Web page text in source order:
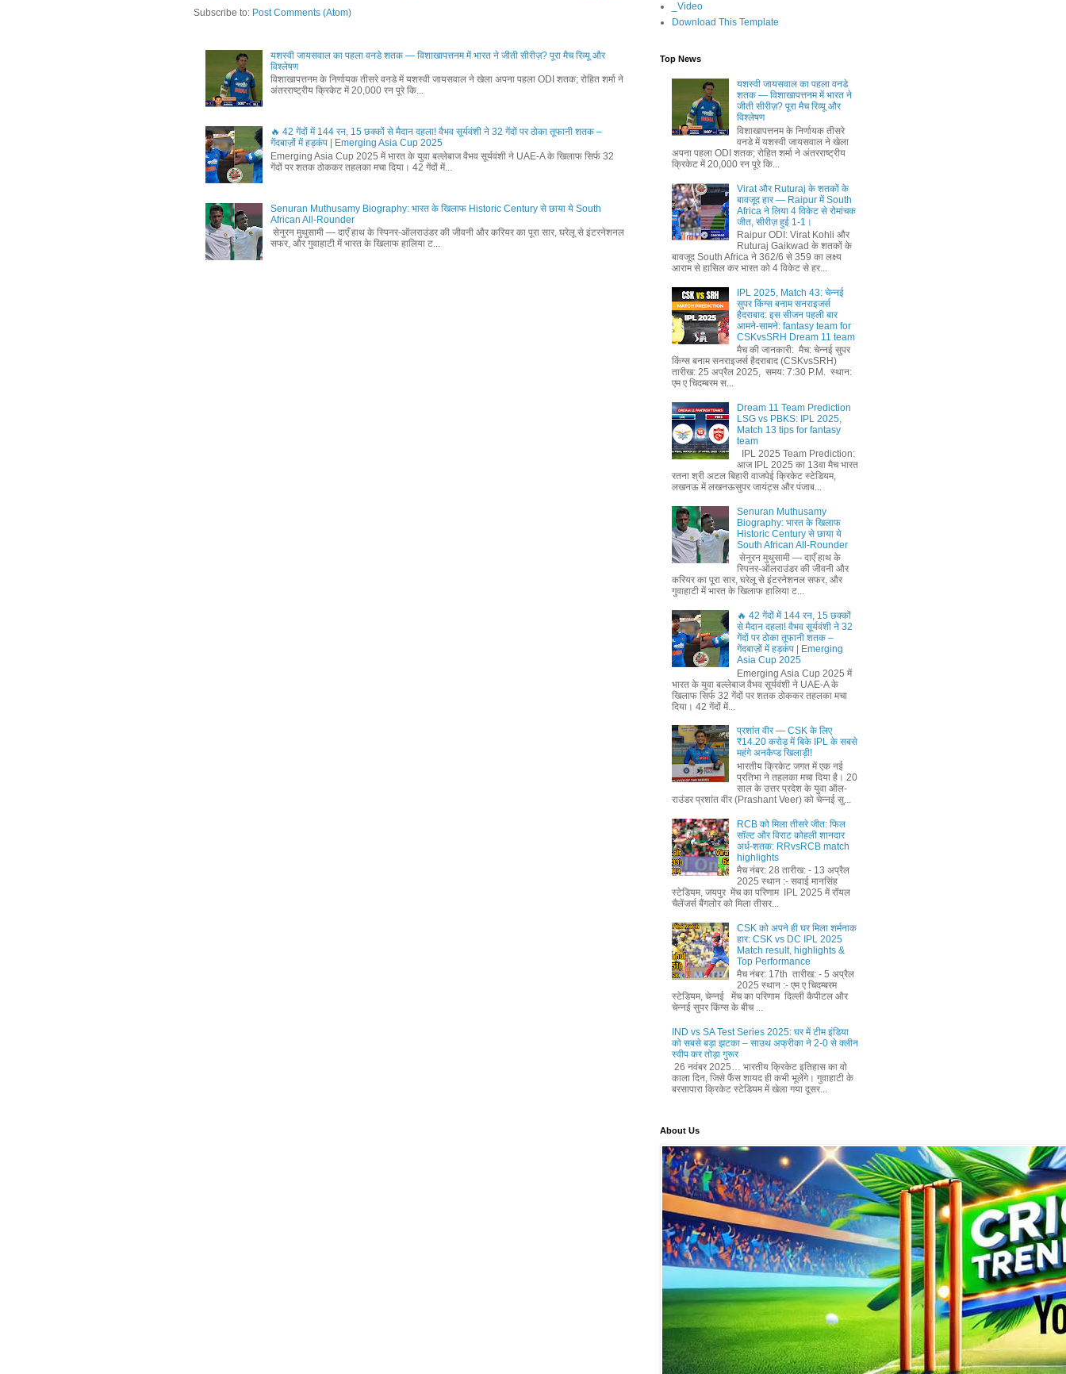
Subscribe to: Post Comments (Atom)
यशस्वी जायसवाल का पहला वनडे शतक — विशाखापत्तनम में भारत ने जीती सीरीज़? पूरा मैच रिव्यू और
विश्लेषण
विशाखापत्तनम के निर्णायक तीसरे वनडे में यशस्वी जायसवाल ने खेला अपना पहला ODI शतक; रोहित शर्मा ने
अंतरराष्ट्रीय क्रिकेट में 20,000 रन पूरे कि...
🔥 42 गेंदों में 144 रन, 15 छक्कों से मैदान दहला! वैभव सूर्यवंशी ने 32 गेंदों पर ठोका तूफानी शतक –
गेंदबाज़ों में हड़कंप | Emerging Asia Cup 2025
Emerging Asia Cup 2025 में भारत के युवा बल्लेबाज वैभव सूर्यवंशी ने UAE-A के खिलाफ सिर्फ 32
गेंदों पर शतक ठोककर तहलका मचा दिया। 42 गेंदों में...
Senuran Muthusamy Biography: भारत के खिलाफ Historic Century से छाया ये South
African All-Rounder
सेनुरन मुथुसामी — दाएँ हाथ के स्पिनर-ऑलराउंडर की जीवनी और करियर का पूरा सार, घरेलू से इंटरनेशनल
सफर, और गुवाहाटी में भारत के खिलाफ हालिया ट...
_Video
Download This Template
Top News
यशस्वी जायसवाल का पहला वनडे
शतक — विशाखापत्तनम में भारत ने
जीती सीरीज़? पूरा मैच रिव्यू और
विश्लेषण
विशाखापत्तनम के निर्णायक तीसरे
वनडे में यशस्वी जायसवाल ने खेला
अपना पहला ODI शतक; रोहित शर्मा ने अंतरराष्ट्रीय
क्रिकेट में 20,000 रन पूरे कि...
Virat और Ruturaj के शतकों के
बावजूद हार — Raipur में South
Africa ने लिया 4 विकेट से रोमांचक
जीत, सीरीज़ हुई 1-1।
Raipur ODI: Virat Kohli और
Ruturaj Gaikwad के शतकों के
बावजूद South Africa ने 362/6 से 359 का लक्ष्‍य
आराम से हासिल कर भारत को 4 विकेट से हर...
IPL 2025, Match 43: चेन्नई
सुपर किंग्स बनाम सनराइजर्स
हैदराबाद: इस सीजन पहली बार
आमने-सामने: fantasy team for
CSKvsSRH Dream 11 team
मैच की जानकारी: मैच: चेन्नई सुपर
किंग्स बनाम सनराइजर्स हैदराबाद (CSKvsSRH)
तारीख: 25 अप्रैल 2025, समय: 7:30 P.M. स्थान:
एम ए चिदम्बरम स...
Dream 11 Team Prediction
LSG vs PBKS: IPL 2025,
Match 13 tips for fantasy
team
IPL 2025 Team Prediction:
आज IPL 2025 का 13वा मैच भारत
रतना श्री अटल बिहारी वाजपेई क्रिकेट स्टेडियम,
लखनऊ में लखनऊसुपर जायंट्स और पंजाब...
Senuran Muthusamy
Biography: भारत के खिलाफ
Historic Century से छाया ये
South African All-Rounder
सेनुरन मुथुसामी — दाएँ हाथ के
स्पिनर-ऑलराउंडर की जीवनी और
करियर का पूरा सार, घरेलू से इंटरनेशनल सफर, और
गुवाहाटी में भारत के खिलाफ हालिया ट...
🔥 42 गेंदों में 144 रन, 15 छक्कों
से मैदान दहला! वैभव सूर्यवंशी ने 32
गेंदों पर ठोका तूफानी शतक –
गेंदबाज़ों में हड़कंप | Emerging
Asia Cup 2025
Emerging Asia Cup 2025 में
भारत के युवा बल्लेबाज वैभव सूर्यवंशी ने UAE-A के
खिलाफ सिर्फ 32 गेंदों पर शतक ठोककर तहलका मचा
दिया। 42 गेंदों में...
प्रशांत वीर — CSK के लिए
₹14.20 करोड़ में बिके IPL के सबसे
महंगे अनकैप्ड खिलाड़ी!
भारतीय क्रिकेट जगत में एक नई
प्रतिभा ने तहलका मचा दिया है। 20
साल के उत्तर प्रदेश के युवा ऑल-
राउंडर प्रशांत वीर (Prashant Veer) को चेन्नई सु...
RCB को मिला तीसरे जीत: फिल
सॉल्ट और विराट कोहली शानदार
अर्ध-शतक: RRvsRCB match
highlights
मैच नंबर: 28 तारीख: - 13 अप्रैल
2025 स्थान :- सवाई मानसिंह
स्टेडियम, जयपुर मेंच का परिणाम IPL 2025 में रॉयल
चैलेंजर्स बैंगलोर को मिला तीसर...
CSK को अपने ही घर मिला शर्मनाक
हार: CSK vs DC IPL 2025
Match result, highlights &
Top Performance
मैच नंबर: 17th तारीख: - 5 अप्रैल
2025 स्थान :- एम ए चिदम्बरम
स्टेडियम, चेन्नई मेंच का परिणाम दिल्ली कैपीटल और
चेन्नई सुपर किंग्स के बीच ...
IND vs SA Test Series 2025: घर में टीम इंडिया
को सबसे बड़ा झटका – साउथ अफ्रीका ने 2-0 से क्लीन
स्वीप कर तोड़ा गुरूर
26 नवंबर 2025… भारतीय क्रिकेट इतिहास का वो
काला दिन, जिसे फैंस शायद ही कभी भूलेंगे। गुवाहाटी के
बरसापारा क्रिकेट स्टेडियम में खेला गया दूसर...
About Us